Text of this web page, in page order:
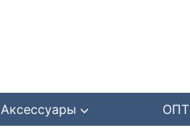
Аксессуары ОПТ